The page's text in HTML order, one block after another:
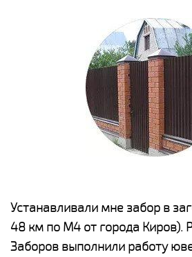
Устанавливали мне забор в
48 км по М4 от города Киров).
Заборов выполнили работу